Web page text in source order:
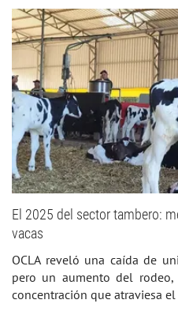
El 2025 del sector tambero:
vacas
OCLA reveló una caída de
pero un aumento del
concentración que atraviesa